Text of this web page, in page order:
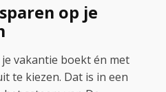
op je
vakantie boekt én met
te kiezen. Dat is in een